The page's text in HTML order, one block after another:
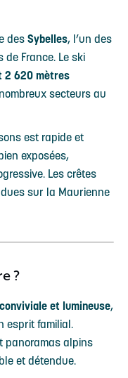
desSybelles, l’un des
France. Le ski
2 620 mètres
secteurs au
est rapide et
exposées,
Les crêtes
sur la Maurienne
?
et lumineuse,
esprit familial.
panoramas alpins
et détendue.